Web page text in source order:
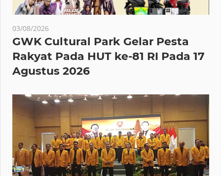
03/08/2026
GWK Cultural Park Gelar Pesta
Rakyat Pada HUT ke-81 RI Pada 17
Agustus 2026